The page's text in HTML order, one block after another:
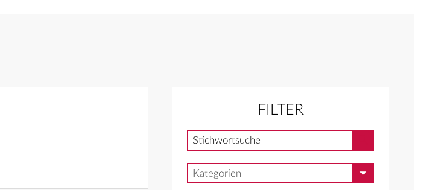
FILTER
Stichwortsuche
Kategorien
Kategorien